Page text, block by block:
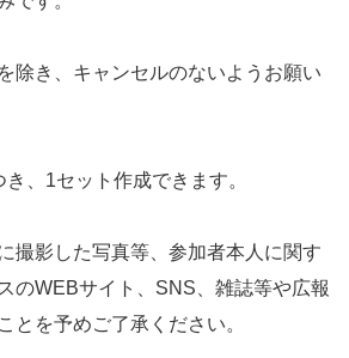
除き、キャンセルのないようお願い
、1セット作成できます。
撮影した写真等、参加者本人に関す
のWEBサイト、SNS、雑誌等や広報
とを予めご了承ください。